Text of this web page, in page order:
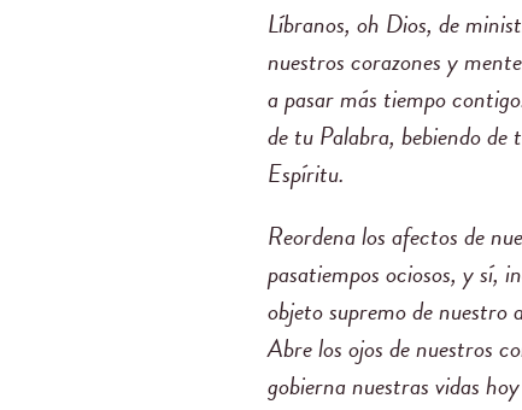
Líbranos, oh Dios, de
nuestros corazones y
a pasar más tiempo
de tu Palabra, bebiendo de
Espíritu.
Reordena los afectos de
pasatiempos ociosos, y sí,
objeto supremo de nuestro
Abre los ojos de nuestros
gobierna nuestras vidas